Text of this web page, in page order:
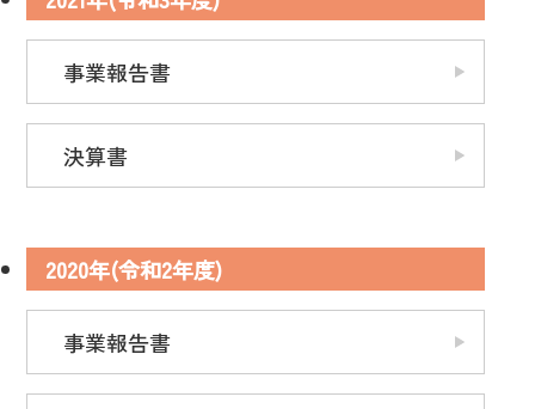
ご利用・介護相談
事業報告書
決算書
2020年(令和2年度)
事業報告書